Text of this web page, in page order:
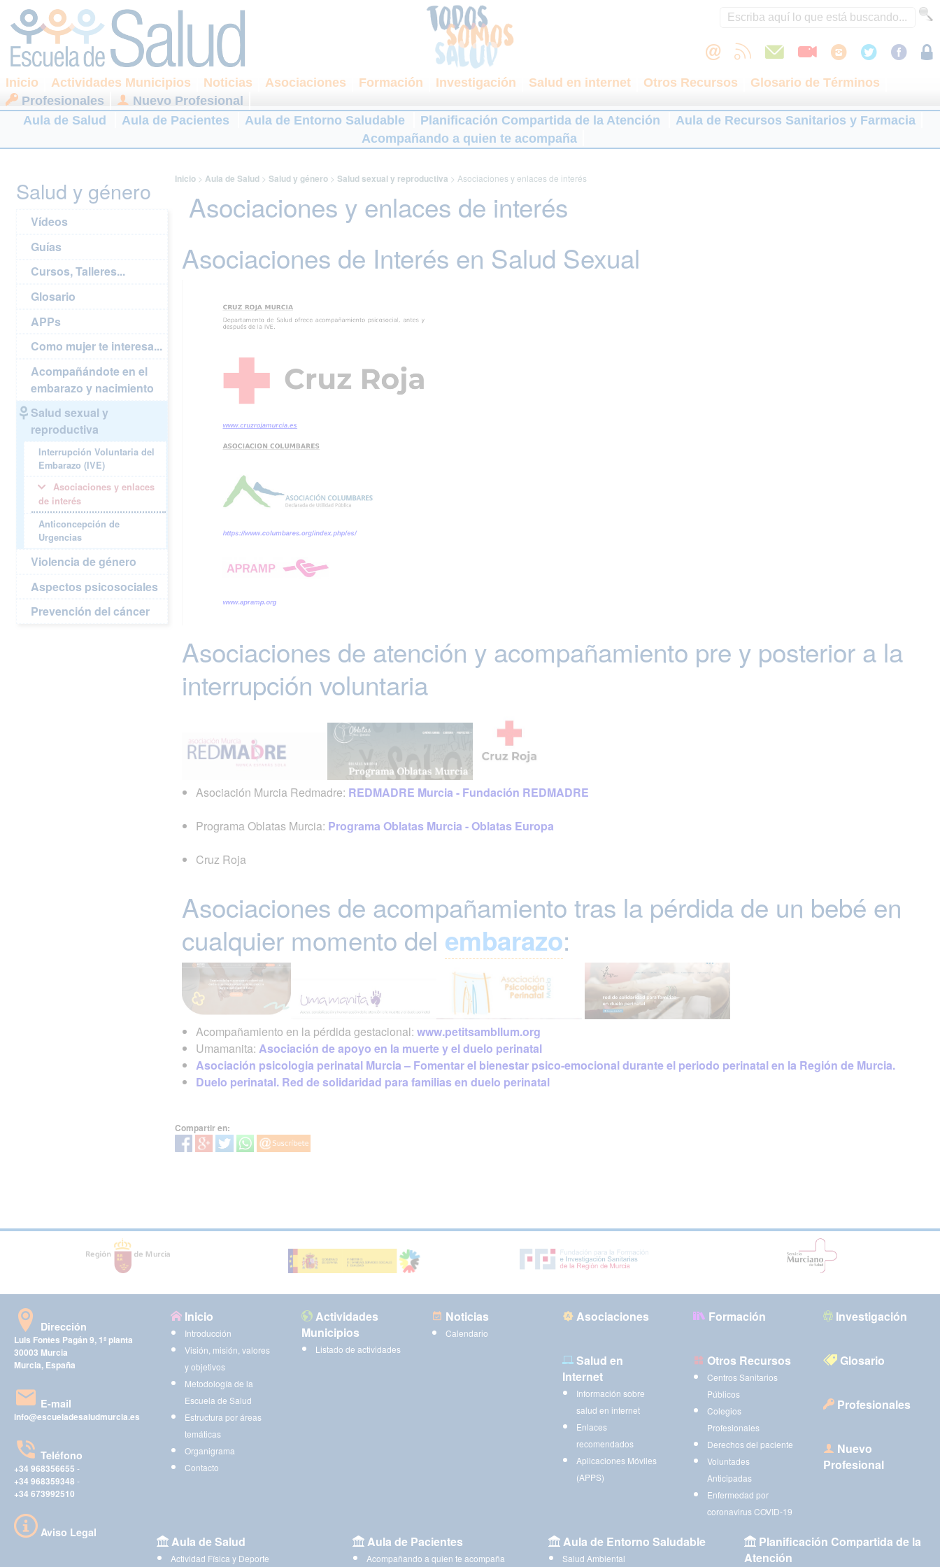
Inicio Actividades Municipios Noticias Asociaciones Formación Investigación Salud en internet Otros Recursos
Glosario de Términos
Profesionales
Nuevo Profesional
Aula de Salud
Aula de Pacientes Aula de Entorno Saludable Planificación Compartida de la Atención
Aula de Recursos Sanitarios y Farmacia
Acompañando a quien te acompaña
Salud y género
Vídeos
Guías
Cursos, Talleres...
Glosario
APPs
Como mujer te interesa...
Acompañándote en el
embarazo y nacimiento
Salud sexual y
reproductiva
Interrupción Voluntaria del
Embarazo (IVE)
Asociaciones y enlaces
de interés
Anticoncepción de
Urgencias
Violencia de género
Aspectos psicosociales
Prevención del cáncer
Inicio> Aula de Salud> Salud y género> Salud sexual y reproductiva > Asociaciones y enlaces de interés
Asociaciones y enlaces de interés
Asociaciones de Interés en Salud Sexual
Asociaciones de atención y acompañamiento pre y posterior a la
interrupción voluntaria
Asociación Murcia Redmadre: REDMADRE Murcia - Fundación REDMADRE
Programa Oblatas Murcia: Programa Oblatas Murcia - Oblatas Europa
Cruz Roja
Asociaciones de acompañamiento tras la pérdida de un bebé en
cualquier momento del embarazo:
Acompañamiento en la pérdida gestacional: www.petitsambllum.org
Umamanita: Asociación de apoyo en la muerte y el duelo perinatal
Asociación psicologia perinatal Murcia – Fomentar el bienestar psico-emocional durante el periodo perinatal en la Región de Murcia.
Duelo perinatal. Red de solidaridad para familias en duelo perinatal
Compartir en:
Dirección
Luis Fontes Pagán 9, 1ª planta
30003 Murcia
Murcia, España
E-mail
info@escueladesaludmurcia.es
Teléfono
+34 968356655 -
+34 968359348 -
+34 673992510
Aviso Legal
Inicio
Introducción
Visión, misión, valores
y objetivos
Metodología de la
Escuela de Salud
Estructura por áreas
temáticas
Organigrama
Contacto
Actividades
Municipios
Listado de actividades
Noticias
Calendario
Asociaciones Formación Investigación
Salud en
Internet
Información sobre
salud en internet
Enlaces
recomendados
Aplicaciones Móviles
(APPS)
Otros Recursos
Centros Sanitarios
Públicos
Colegios
Profesionales
Derechos del paciente
Voluntades
Anticipadas
Enfermedad por
coronavirus COVID-19
Glosario
Profesionales
Nuevo
Profesional
Aula de Salud
Actividad Física y Deporte
Aula de Pacientes
Acompañando a quien te acompaña
Aula de Entorno Saludable
Salud Ambiental
Planificación Compartida de la
Atención